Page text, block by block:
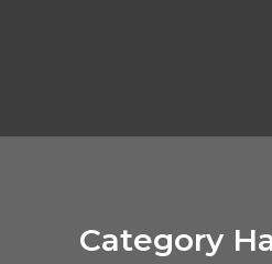
Category